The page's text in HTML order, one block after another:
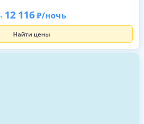
12 116 /ночь
Найти цены